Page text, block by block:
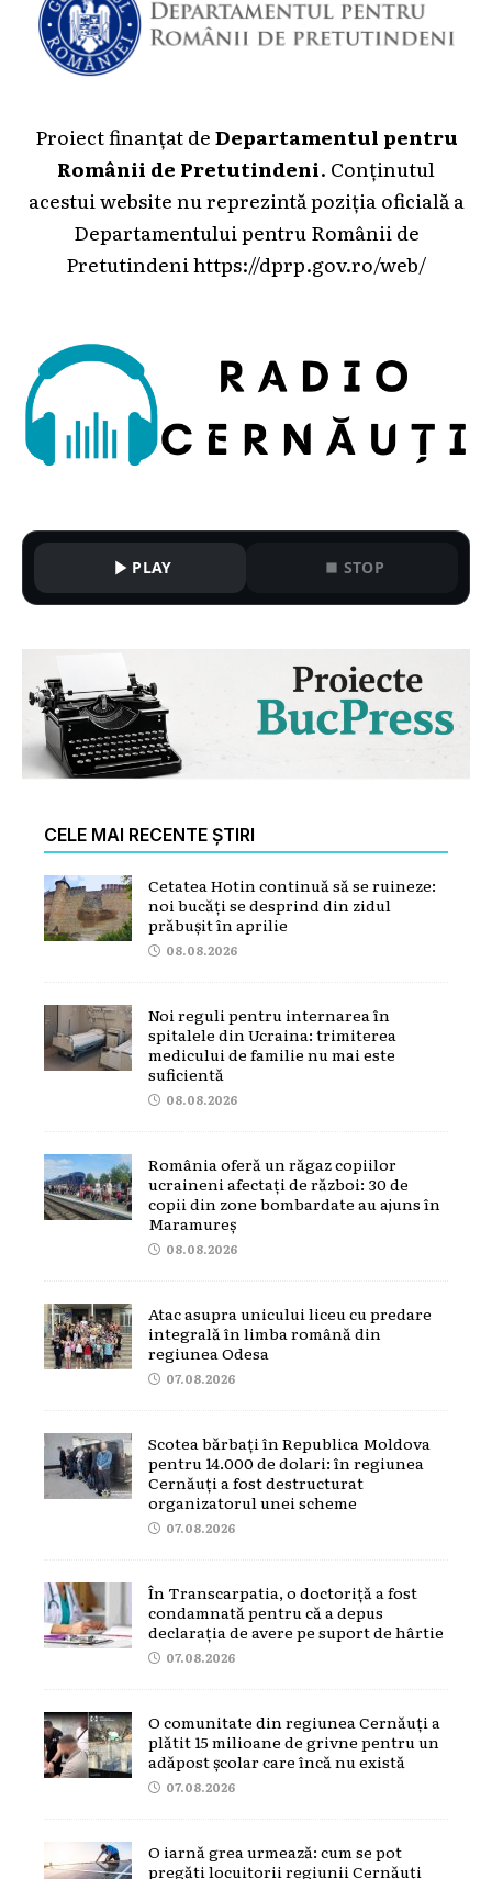
Proiect finanțat deDepartamentul pentru
Românii de Pretutindeni. Conținutul
acestui website nu reprezintă poziția oficială a
Departamentului pentru Românii de
Pretutindeni https://dprp.gov.ro/web/
PLAY STOP
CELE MAI RECENTE ȘTIRI
Cetatea Hotin continuă să se ruineze:
noi bucăți se desprind din zidul
prăbușit în aprilie
08.08.2026
Noi reguli pentru internarea în
spitalele din Ucraina: trimiterea
medicului de familie nu mai este
suficientă
08.08.2026
România oferă un răgaz copiilor
ucraineni afectați de război: 30 de
copii din zone bombardate au ajuns în
Maramureș
08.08.2026
Atac asupra unicului liceu cu predare
integrală în limba română din
regiunea Odesa
07.08.2026
Scotea bărbați în Republica Moldova
pentru 14.000 de dolari: în regiunea
Cernăuți a fost destructurat
organizatorul unei scheme
07.08.2026
În Transcarpatia, o doctoriță a fost
condamnată pentru că a depus
declarația de avere pe suport de hârtie
07.08.2026
O comunitate din regiunea Cernăuți a
plătit 15 milioane de grivne pentru un
adăpost școlar care încă nu există
07.08.2026
O iarnă grea urmează: cum se pot
pregăti locuitorii regiunii Cernăuți